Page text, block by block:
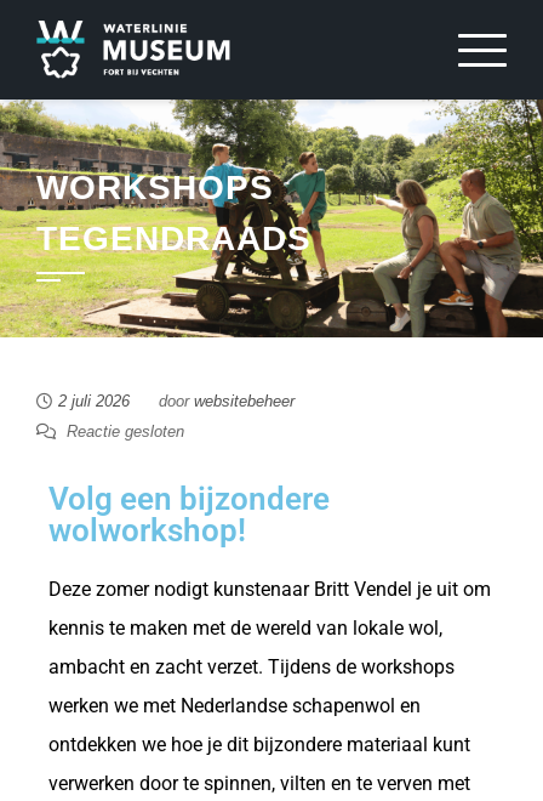
WORKSHOPS
TEGENDRAADS
2 juli 2026 door websitebeheer
Reactie gesloten
Volg een bijzondere
wolworkshop!
Deze zomer nodigt kunstenaar Britt Vendel je uit om
kennis te maken met de wereld van lokale wol,
ambacht en zacht verzet. Tijdens de workshops
werken we met Nederlandse schapenwol en
ontdekken we hoe je dit bijzondere materiaal kunt
verwerken door te spinnen, vilten en te verven met